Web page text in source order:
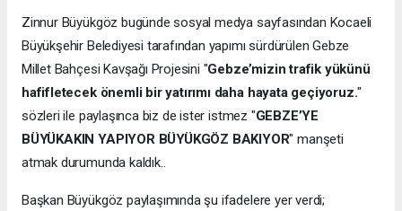
Zinnur Büyükgöz bugünde sosyal medya sayfasından Kocaeli
Büyükşehir Belediyesi tarafından yapımı sürdürülen Gebze
Millet Bahçesi Kavşağı Projesini "Gebze’mizin trafik yükünü
hafifletecek önemli bir yatırımı daha hayata geçiyoruz."
sözleri ile paylaşınca biz de ister istmez "GEBZE’YE
BÜYÜKAKIN YAPIYOR BÜYÜKGÖZ BAKIYOR" manşeti
atmak durumunda kaldık..
Başkan Büyükgöz paylaşımında şu ifadelere yer verdi;